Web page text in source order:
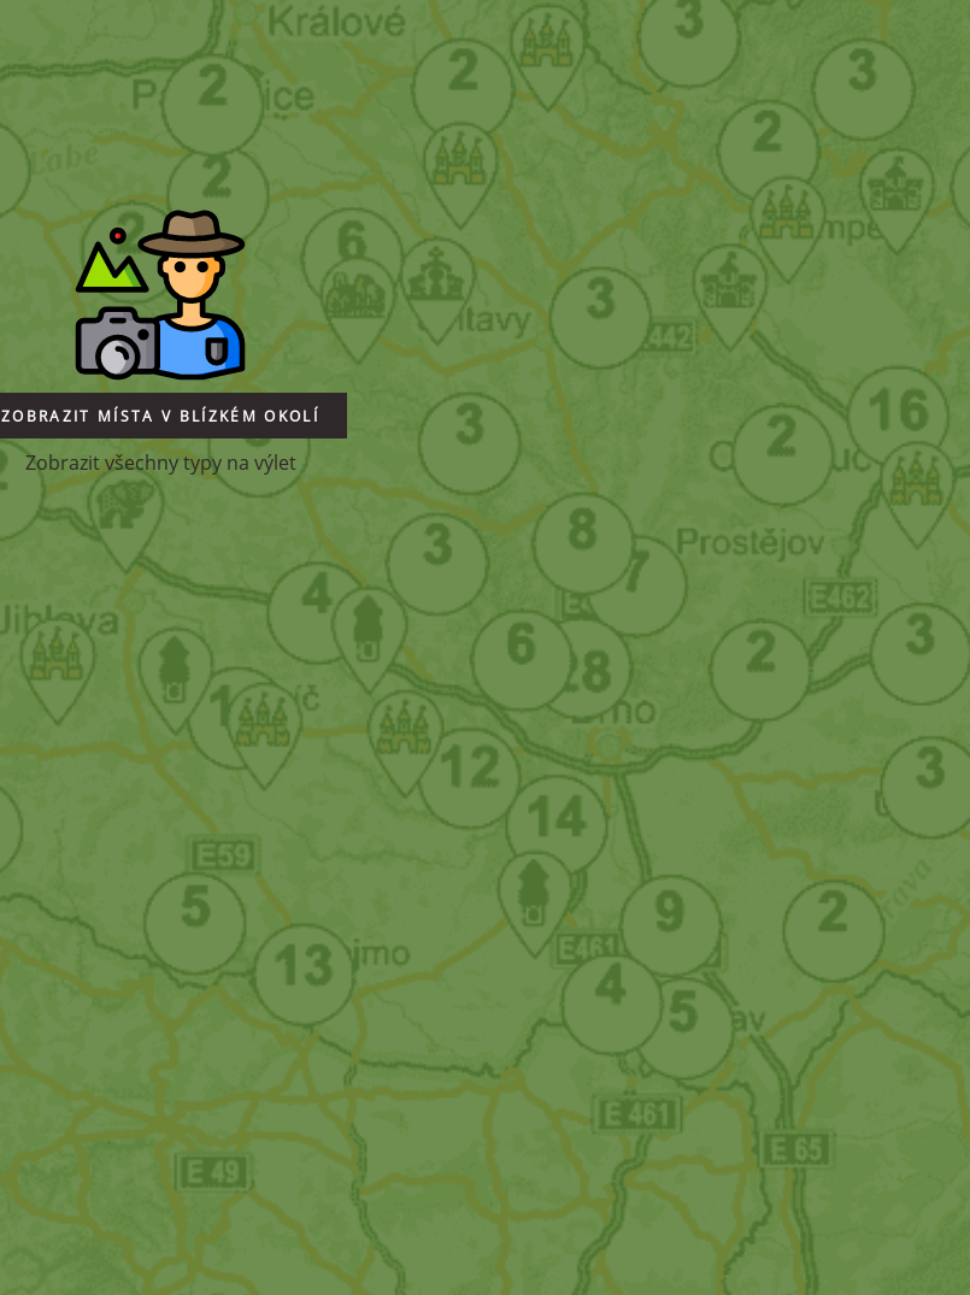
ZOBRAZIT MÍSTA V BLÍZKÉM OKOLÍ
Zobrazit všechny typy na výlet